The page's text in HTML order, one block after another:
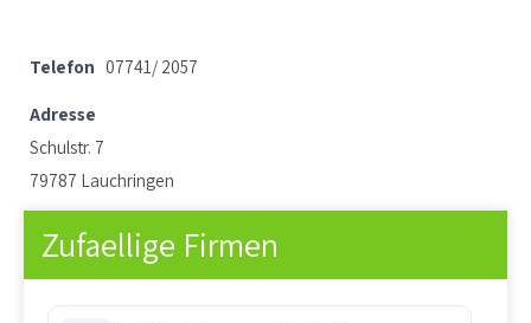
Telefon 07741/ 2057
Adresse
Schulstr. 7
79787 Lauchringen
Zufaellige Firmen